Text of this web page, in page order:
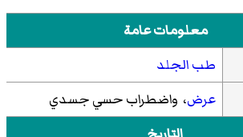
معلومات عامة
طب الجلد
عرض، واضطراب حسي جسدي